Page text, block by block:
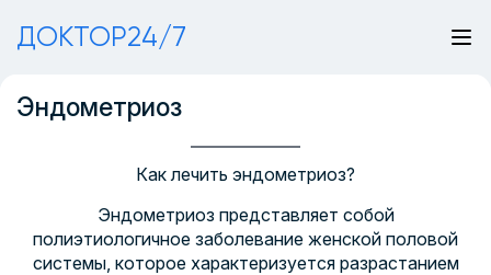
ДОКТОР24/7
Эндометриоз
Как лечить эндометриоз?
Эндометриоз представляет собой
полиэтиологичное заболевание женской половой
системы, которое характеризуется разрастанием